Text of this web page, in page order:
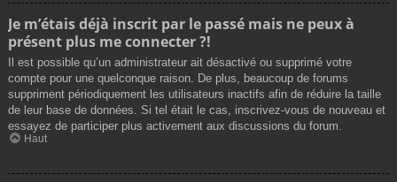
Je m’étais déjà inscrit par le passé mais ne peux à
présent plus me connecter ?!
Il est possible qu’un administrateur ait désactivé ou supprimé votre
compte pour une quelconque raison. De plus, beaucoup de forums
suppriment périodiquement les utilisateurs inactifs afin de réduire la taille
de leur base de données. Si tel était le cas, inscrivez-vous de nouveau et
essayez de participer plus activement aux discussions du forum.
Haut